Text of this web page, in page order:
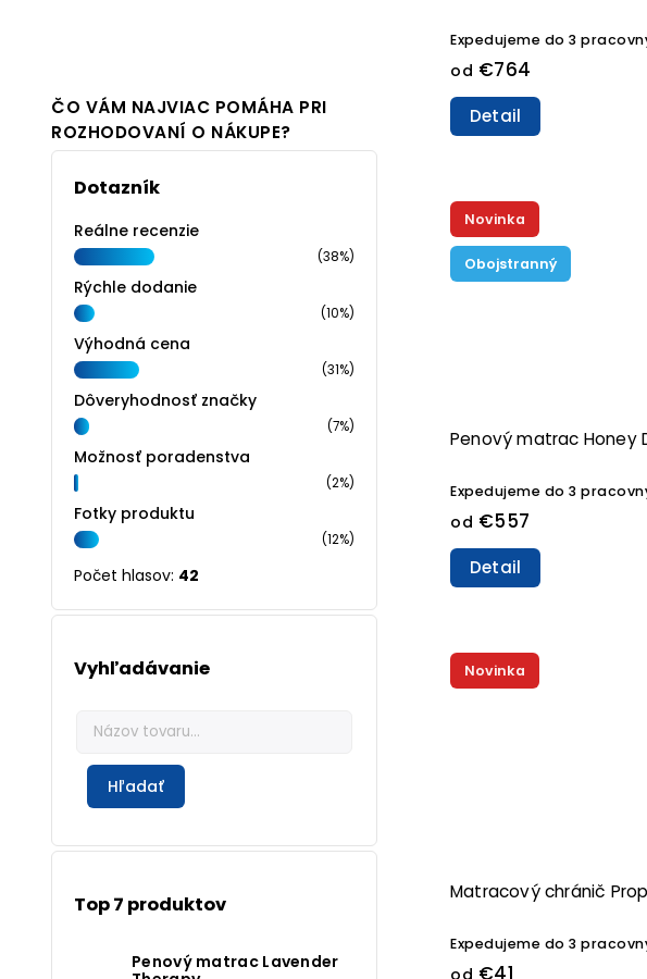
ČO VÁM NAJVIAC POMÁHA PRI
ROZHODOVANÍ O NÁKUPE?
Dotazník
Reálne recenzie
(38%)
Rýchle dodanie
(10%)
Výhodná cena
(31%)
Dôveryhodnosť značky
(7%)
Možnosť poradenstva
(2%)
Fotky produktu
(12%)
Počet hlasov: 42
Vyhľadávanie
Hľadať
Top 7 produktov
Penový matrac Lavender
Expedujeme do 3
od €764
Detail
Novinka
Obojstranný
Penový matrac Honey
Expedujeme do 3
od €557
Detail
Novinka
Matracový chránič
Expedujeme do 3
od €41